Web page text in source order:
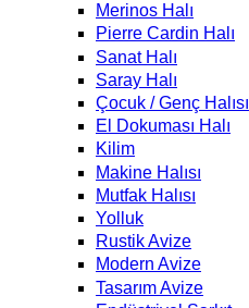
Merinos Halı
Pierre Cardin Halı
Sanat Halı
Saray Halı
Çocuk / Genç Halısı
El Dokuması Halı
Kilim
Makine Halısı
Mutfak Halısı
Yolluk
Rustik Avize
Modern Avize
Tasarım Avize